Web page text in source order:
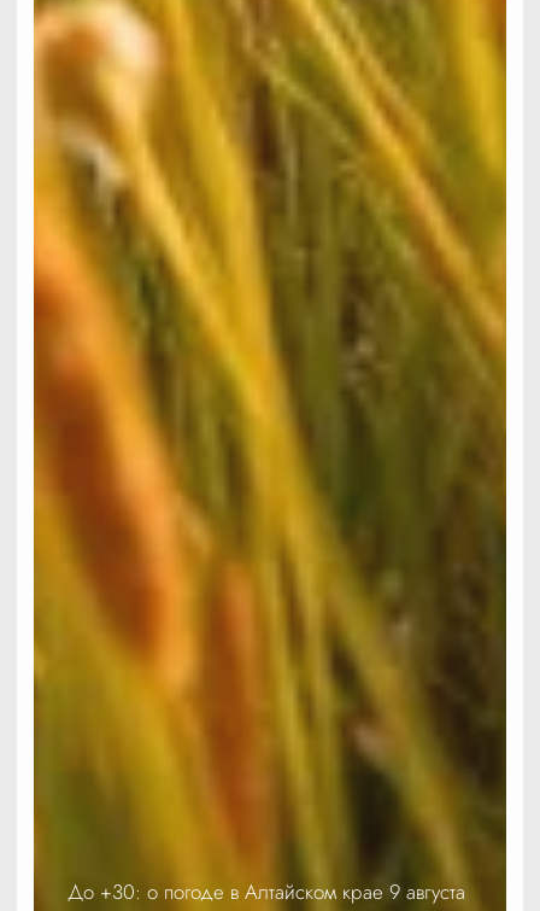
До +30: о погоде в Алтайском крае 9 августа